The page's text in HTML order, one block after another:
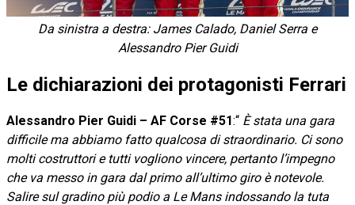
Da sinistra a destra: James Calado, Daniel Serra e
Alessandro Pier Guidi
Le dichiarazioni dei protagonisti Ferrari
Alessandro Pier Guidi – AF Corse #51:“ È stata una gara
difficile ma abbiamo fatto qualcosa di straordinario. Ci sono
molti costruttori e tutti vogliono vincere, pertanto l’impegno
che va messo in gara dal primo all’ultimo giro è notevole.
Salire sul gradino più podio a Le Mans indossando la tuta